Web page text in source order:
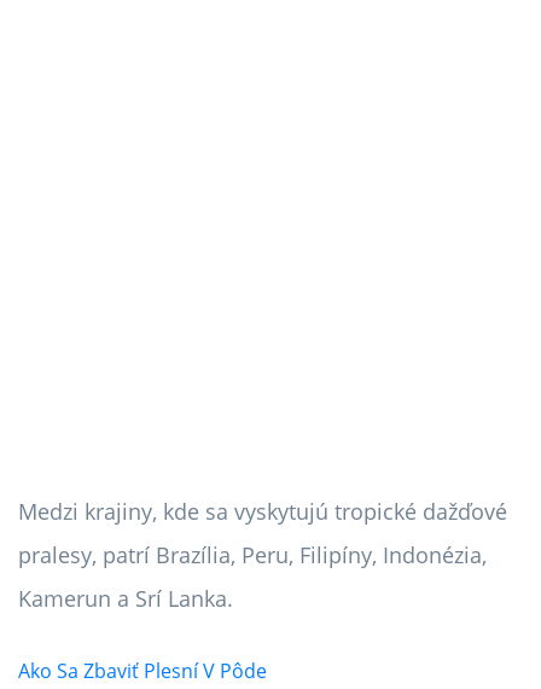
Medzi krajiny, kde sa vyskytujú tropické dažďové
pralesy, patrí Brazília, Peru, Filipíny, Indonézia,
Kamerun a Srí Lanka.
Ako Sa Zbaviť Plesní V Pôde